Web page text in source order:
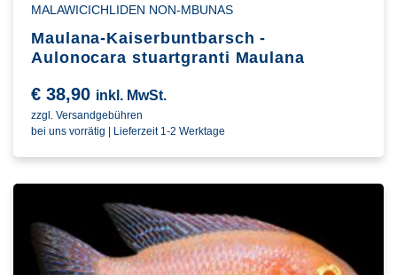
MALAWICICHLIDEN NON-MBUNAS
Maulana-Kaiserbuntbarsch -
Aulonocara stuartgranti Maulana
€ 38,90 inkl. MwSt.
zzgl. Versandgebühren
bei uns vorrätig | Lieferzeit 1-2 Werktage